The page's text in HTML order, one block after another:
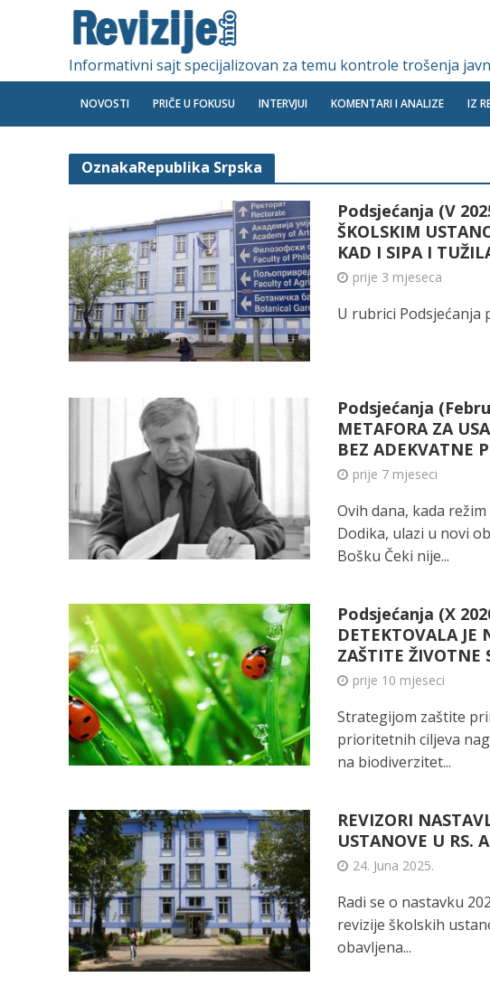
Informativni sajt specijalizovan za temu kontrole trošenja
NOVOSTI PRIČE U FOKUSU INTERVJUI KOMENTARI I ANALIZE IZ
OznakaRepublika Srpska
Podsjećanja (V
ŠKOLSKIM
KAD I SIPA I
prije 3 mjeseca
U rubrici Podsjećanja
Podsjećanja
METAFORA ZA
BEZ ADEKVATNE
prije 7 mjeseci
Ovih dana, kada
Dodika, ulazi u novi
Bošku Čeki nije...
Podsjećanja (X
DETEKTOVALA JE
ZAŠTITE ŽIVOTNE
prije 10 mjeseci
Strategijom zaštite
prioritetnih ciljeva
na biodiverzitet...
REVIZORI
USTANOVE U RS.
24. Juna 2025.
Radi se o nastavku
revizije školskih
obavljena...